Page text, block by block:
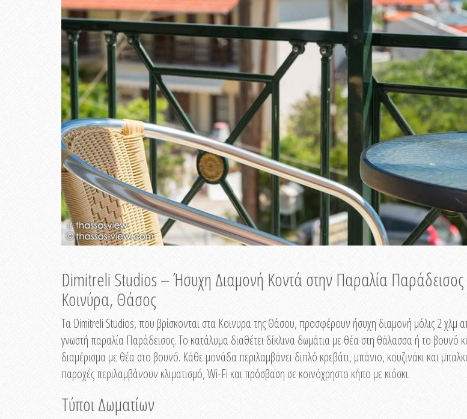
Dimitreli Studios – Ήσυχη Διαμονή Κοντά στην Παραλία
Κοινύρα, Θάσος
Τα Dimitreli Studios, που βρίσκονται στα Κοινυρα της Θάσου, προσφέρουν ήσυχη διαμονή μόλις 2 χλμ
γνωστή παραλία Παράδεισος. Το κατάλυμα διαθέτει δίκλινα δωμάτια με θέα στη θάλασσα ή το βουνό
διαμέρισμα με θέα στο βουνό. Κάθε μονάδα περιλαμβάνει διπλό κρεβάτι, μπάνιο, κουζινάκι και
παροχές περιλαμβάνουν κλιματισμό, Wi-Fi και πρόσβαση σε κοινόχρηστο κήπο με κιόσκι.
Τύποι Δωματίων